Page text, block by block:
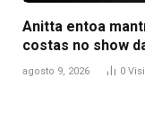
Anitta entoa
costas no show
agosto 9, 2026 0